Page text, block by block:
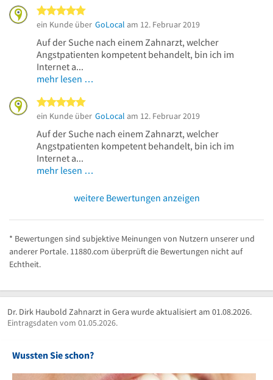
ein Kunde über GoLocal am 12. Februar 2019
Auf der Suche nach einem Zahnarzt, welcher
Angstpatienten kompetent behandelt, bin ich im
Internet a...
mehr lesen …
ein Kunde über GoLocal am 12. Februar 2019
Auf der Suche nach einem Zahnarzt, welcher
Angstpatienten kompetent behandelt, bin ich im
Internet a...
mehr lesen …
weitere Bewertungen anzeigen
* Bewertungen sind subjektive Meinungen von Nutzern unserer und
anderer Portale. 11880.com überprüft die Bewertungen nicht auf
Echtheit.
Dr. Dirk Haubold Zahnarzt in Gera wurde aktualisiert am 01.08.2026.
Eintragsdaten vom 01.05.2026.
Wussten Sie schon?